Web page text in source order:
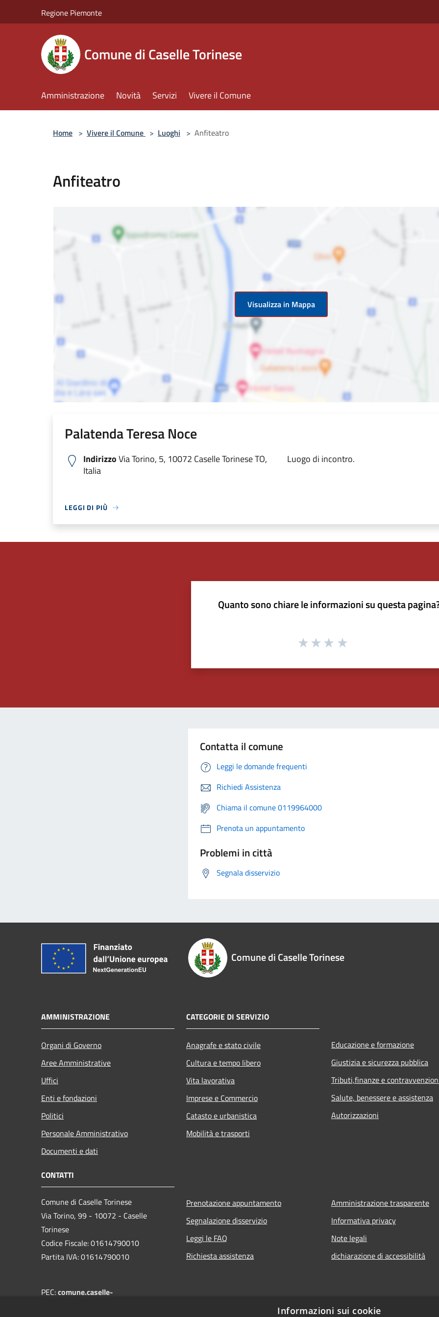
Regione Piemonte
Comune di Caselle Torinese
Amministrazione Novità Servizi Vivere il Comune
Home > Vivere il Comune > Luoghi > Anfiteatro
Anfiteatro
Visualizza in Mappa
Palatenda Teresa Noce
IndirizzoVia Torino, 5, 10072 Caselle Torinese TO,
Italia
Luogo di incontro.
LEGGI DI PIÙ
Quanto sono chiare le informazioni su questa
Contatta il comune
Leggi le domande frequenti
Richiedi Assistenza
Chiama il comune 0119964000
Prenota un appuntamento
Problemi in città
Segnala disservizio
Comune di Caselle Torinese
AMMINISTRAZIONE
Organi di Governo
Aree Amministrative
Uffici
Enti e fondazioni
Politici
Personale Amministrativo
Documenti e dati
CATEGORIE DI SERVIZIO
Anagrafe e stato civile
Cultura e tempo libero
Vita lavorativa
Imprese e Commercio
Catasto e urbanistica
Mobilità e trasporti
Educazione e formazione
Giustizia e sicurezza pubblica
Tributi,finanze e
Salute, benessere e assistenza
Autorizzazioni
CONTATTI
Comune di Caselle Torinese
Via Torino, 99 - 10072 - Caselle
Torinese
Codice Fiscale: 01614790010
Partita IVA: 01614790010
PEC:comune.caselle-
Prenotazione appuntamento
Segnalazione disservizio
Leggi le FAQ
Richiesta assistenza
Amministrazione trasparente
Informativa privacy
Note legali
dichiarazione di accessibilità
Informazioni sui cookie